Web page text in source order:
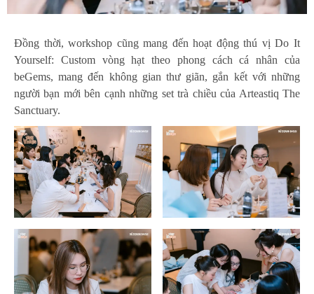
Đồng thời, workshop cũng mang đến hoạt động thú vị Do It
Yourself: Custom vòng hạt theo phong cách cá nhân của
beGems, mang đến không gian thư giãn, gắn kết với những
người bạn mới bên cạnh những set trà chiều của Arteastiq The
Sanctuary.